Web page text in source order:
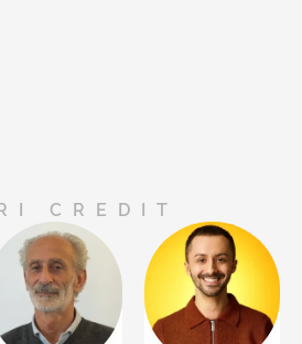
CREDIT